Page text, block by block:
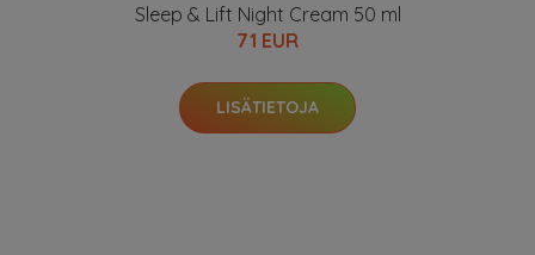
Sleep & Lift Night Cream 50 ml
71 EUR
LISÄTIETOJA